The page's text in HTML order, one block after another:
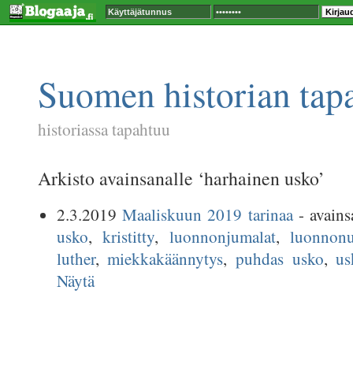
Suomen historian
historiassa tapahtuu
Arkisto avainsanalle ‘harhainen usko’
2.3.2019 Maaliskuun 2019 tarinaa-
usko, kristitty, luonnonjumalat,
luther,miekkakäännytys, puhdas usko,
Näytä